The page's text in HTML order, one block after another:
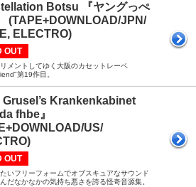
Botsu 『ヤングっぺ
(TAPE+DOWNLOAD/JPN/
ELECTRO)
OUT
メントしてゆく大阪のカセットレーベ
第19作目。
Grusel’s Krankenkabinet
fhbe』
US/
OUT
いフリーフォームでオブスキュアなサウンド
だなかなかの気持ち悪さを誇る怪奇音源集。